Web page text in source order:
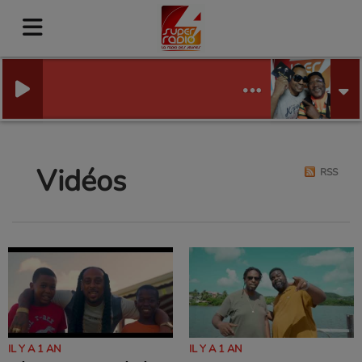
Vidéos RSS
IL Y A 1 AN IL Y A 1 AN